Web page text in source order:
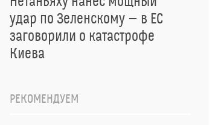
удар по Зеленскому — в ЕС
заговорили о катастрофе
Киева
РЕКОМЕНДУЕМ